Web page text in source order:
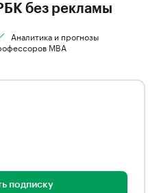
без рекламы
Аналитика и прогнозы
MBA
подписку